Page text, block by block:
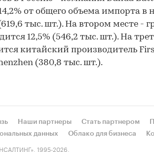
от общего объема импорта в
тыс. шт.). На втором месте -
12,5% (546,2 тыс. шт.). На
китайский производитель
(380,8 тыс. шт.).
Наши партнеры Стать партнером
данных
Облако для бизнеса
1995-2026.